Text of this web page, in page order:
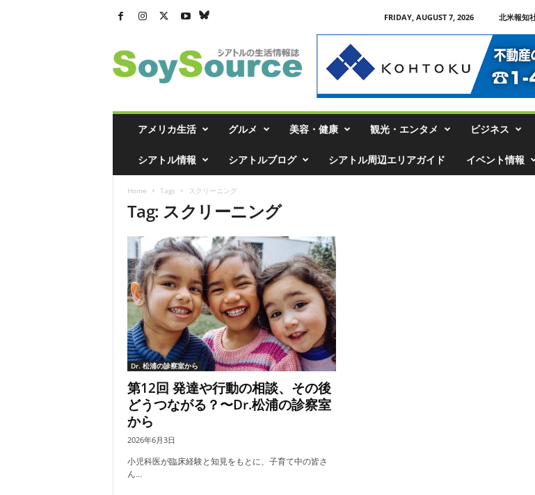
FRIDAY, AUGUST 7, 2026 北米報知
ト
ル
アメリカ生活 グルメ 美容・健康 観光・エンタメ ビジネス
シアトル情報 シアトルブログ シアトル周辺エリアガイド イベント情報
Home Tags スクリーニング
Tag: スクリーニング
Dr. 松浦の診察室から
第12回 発達や行動の相談、その後
どうつながる？〜Dr.松浦の診察室
から
2026年6月3日
小児科医が臨床経験と知見をもとに、子育て中の皆さ
ん...